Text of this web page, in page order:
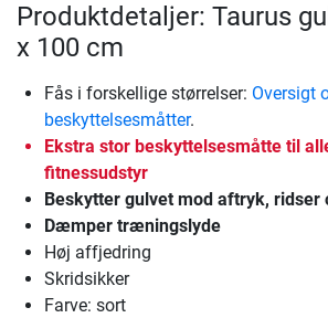
Produktdetaljer: Taurus
x 100 cm
Fås i forskellige størrelser: Oversigt
beskyttelsesmåtter.
Ekstra stor beskyttelsesmåtte til
fitnessudstyr
Beskytter gulvet mod aftryk, ridser
Dæmper træningslyde
Høj affjedring
Skridsikker
Farve: sort